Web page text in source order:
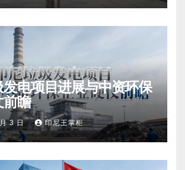
电项目进展与中资环保
前瞻
3 日 印尼王掌柜